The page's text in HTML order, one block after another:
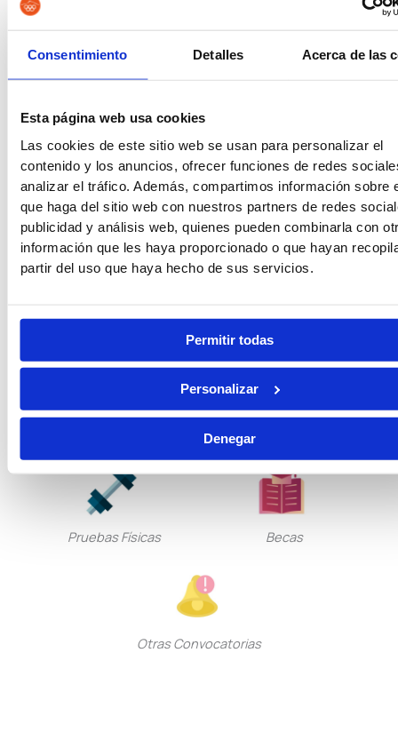
Consentimiento Detalles Acerca de las
Esta página web usa cookies
Las cookies de este sitio web se usan para personalizar el
contenido y los anuncios, ofrecer funciones de redes
analizar el tráfico. Además, compartimos información sobre
que haga del sitio web con nuestros partners de redes
publicidad y análisis web, quienes pueden combinarla con
información que les haya proporcionado o que hayan
partir del uso que haya hecho de sus servicios.
Permitir todas
Personalizar
Denegar
Oposiciones de Justicia Auxilio Judicial
Pruebas Físicas Becas
Otras Convocatorias